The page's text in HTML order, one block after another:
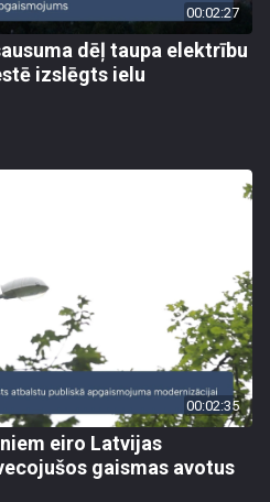
00:02:27
dēļ taupa elektrību
izslēgts ielu
00:02:35
eiro Latvijas
gaismas avotus